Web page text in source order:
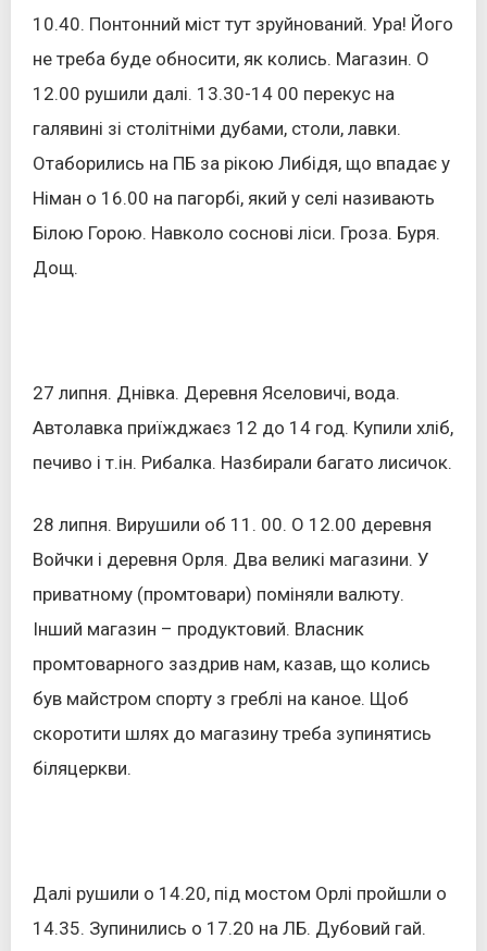
10.40. Понтонний міст тут зруйнований. Ура! Його
не треба буде обносити, як колись. Магазин. О
12.00 рушили далі. 13.30-14 00 перекус на
галявині зі столітніми дубами, столи, лавки.
Отаборились на ПБ за рікою Либідя, що впадає у
Німан о 16.00 на пагорбі, який у селі називають
Білою Горою. Навколо соснові ліси. Гроза. Буря.
Дощ.
27 липня. Днівка. Деревня Яселовичі, вода.
Автолавка приїжджаєз 12 до 14 год. Купили хліб,
печиво і т.ін. Рибалка. Назбирали багато лисичок.
28 липня. Вирушили об 11. 00. О 12.00 деревня
Войчки і деревня Орля. Два великі магазини. У
приватному (промтовари) поміняли валюту.
Інший магазин – продуктовий. Власник
промтоварного заздрив нам, казав, що колись
був майстром спорту з греблі на каное. Щоб
скоротити шлях до магазину треба зупинятись
біляцеркви.
Далі рушили о 14.20, під мостом Орлі пройшли о
14.35. Зупинились о 17.20 на ЛБ. Дубовий гай.